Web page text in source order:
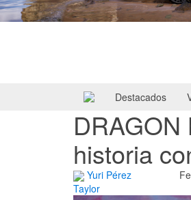
Destacados
DRAGON
historia
Yuri Pérez
Taylor